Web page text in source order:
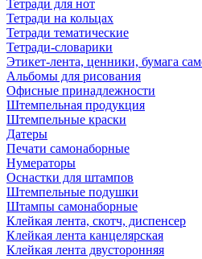
Тетради для нот
Тетради на кольцах
Тетради тематические
Тетради-словарики
Этикет-лента, ценники, бумага
Альбомы для рисования
Офисные принадлежности
Штемпельная продукция
Штемпельные краски
Датеры
Печати самонаборные
Нумераторы
Оснастки для штампов
Штемпельные подушки
Штампы самонаборные
Клейкая лента, скотч, диспенсер
Клейкая лента канцелярская
Клейкая лента двусторонняя